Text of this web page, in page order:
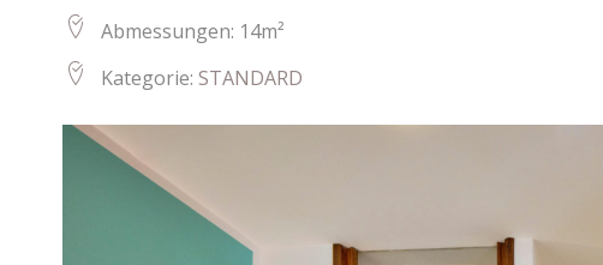
Abmessungen: 14m²
Kategorie: STANDARD